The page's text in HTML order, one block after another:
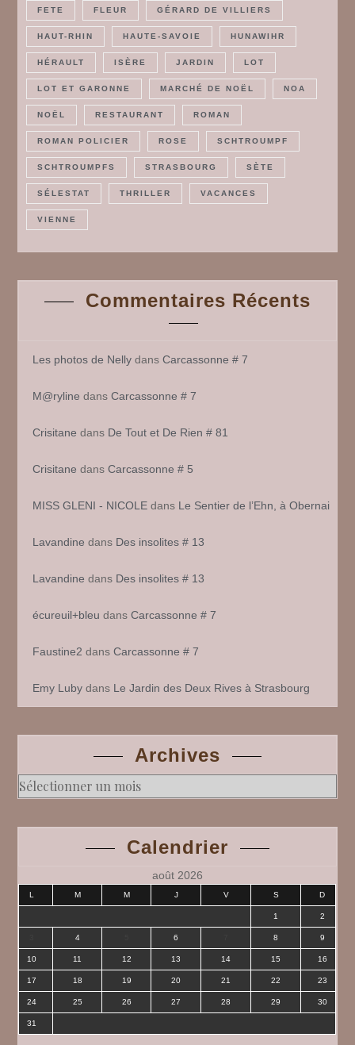
FETE FLEUR GÉRARD DE VILLIERS
HAUT-RHIN HAUTE-SAVOIE HUNAWIHR
HÉRAULT ISÈRE JARDIN LOT
LOT ET GARONNE MARCHÉ DE NOËL NOA
NOËL RESTAURANT ROMAN
ROMAN POLICIER ROSE SCHTROUMPF
SCHTROUMPFS STRASBOURG SÈTE
SÉLESTAT THRILLER VACANCES
VIENNE
Commentaires Récents
Les photos de Nelly dansCarcassonne # 7
M@ryline dansCarcassonne # 7
Crisitane dans De Tout et De Rien # 81
Crisitane dansCarcassonne # 5
MISS GLENI - NICOLE dans Le Sentier de l’Ehn, à Obernai
Lavandine dans Des insolites # 13
Lavandine dans Des insolites # 13
écureuil+bleu dansCarcassonne # 7
Faustine2 dansCarcassonne # 7
Emy Luby dans Le Jardin des Deux Rives à Strasbourg
Archives
Archives
Calendrier
août 2026
L M M J V S D
1 2
4 6 8 9
10 11 12 13 14 15 16
17 18 19 20 21 22 23
24 25 26 27 28 29 30
31